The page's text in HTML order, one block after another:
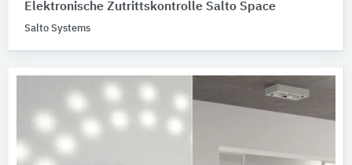
Elektronische Zutrittskontrolle Salto Space
Salto Systems